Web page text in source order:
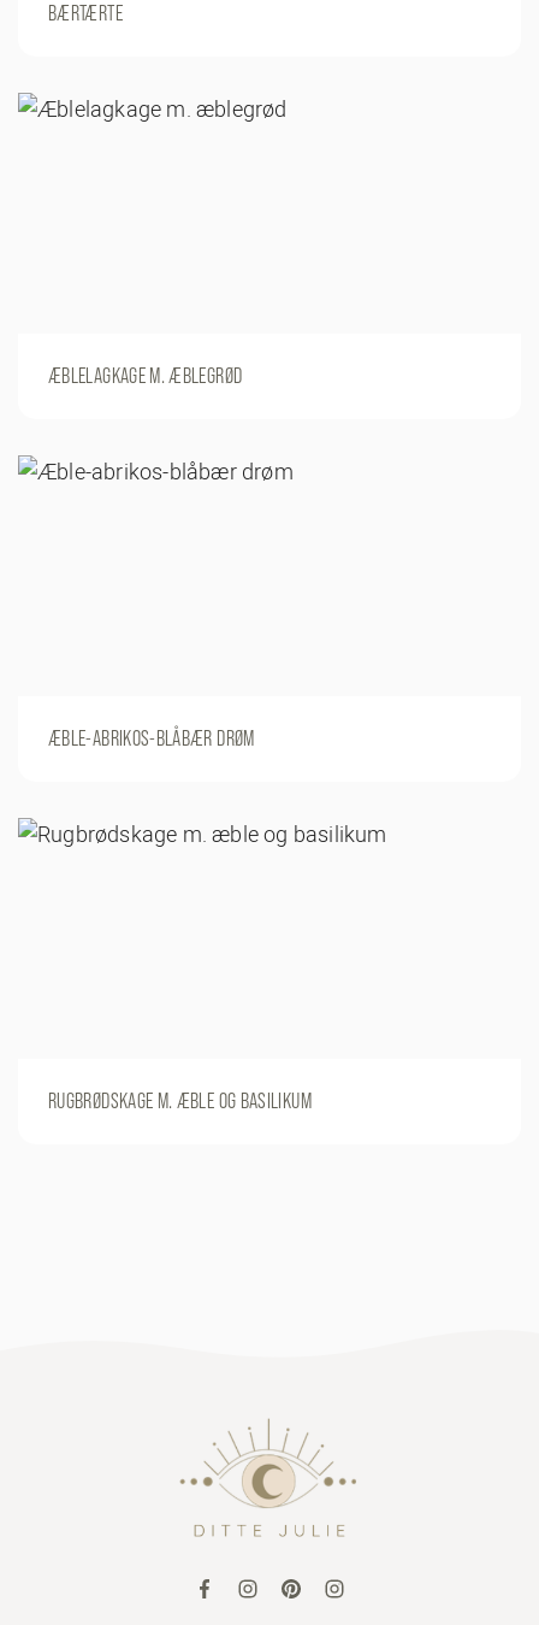
BÆRTÆRTE
ÆBLELAGKAGE M. ÆBLEGRØD
ÆBLE-ABRIKOS-BLÅBÆR DRØM
RUGBRØDSKAGE M. ÆBLE OG BASILIKUM